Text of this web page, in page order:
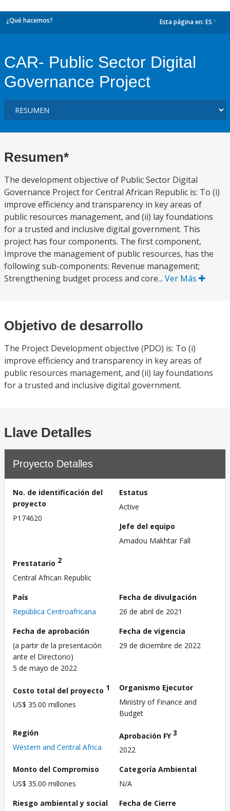
¿Qué hacemos? Esta página en: ES
CAR- Public Sector Digital
Governance Project
Resumen*
The development objective of Public Sector Digital
Governance Project for Central African Republic is: To (i)
improve efficiency and transparency in key areas of
public resources management, and (ii) lay foundations
for a trusted and inclusive digital government. This
project has four components. The first component,
Improve the management of public resources, has the
following sub-components: Revenue management;
Strengthening budget process and core... Ver Más
Objetivo de desarrollo
The Project Development objective (PDO) is: To (i)
improve efficiency and transparency in key areas of
public resources management, and (ii) lay foundations
for a trusted and inclusive digital government.
Llave Detalles
Proyecto Detalles
No. de identificación del
proyecto
P174620
Estatus
Active
Jefe del equipo
Amadou Makhtar Fall
Prestatario 2
Central African Republic
País
República Centroafricana
Fecha de divulgación
26 de abril de 2021
Fecha de aprobación
(a partir de la presentación
ante el Directorio)
5 de mayo de 2022
Fecha de vigencia
29 de diciembre de 2022
Costo total del proyecto 1
US$ 35.00 millones
Organismo Ejecutor
Ministry of Finance and
Budget
Región
Western and Central Africa
Aprobación FY3
2022
Monto del Compromiso
US$ 35.00 millones
Categoría Ambiental
N/A
Riesgo ambiental y social
Fecha de Cierre